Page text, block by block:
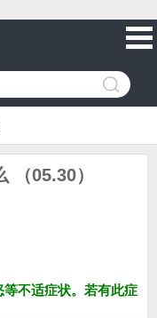
（05.30）
不适症状。若有此症